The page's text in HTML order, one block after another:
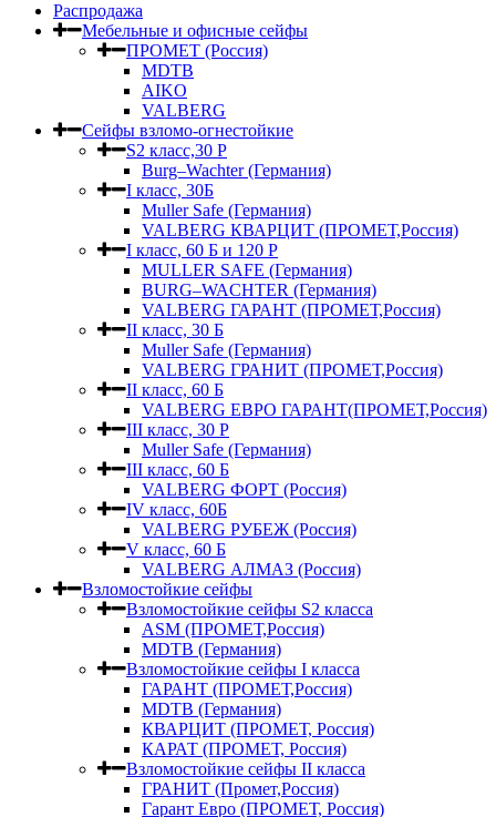
Распродажа
Мебельные и офисные сейфы
ПРОМЕТ (Россия)
MDTB
AIKO
VALBERG
Сейфы взломо-огнестойкие
S2 класс,30 Р
Burg–Wachter (Германия)
I класс, 30Б
Muller Safe (Германия)
VALBERG КВАРЦИТ (ПРОМЕТ,Россия)
I класс, 60 Б и 120 Р
MULLER SAFE (Германия)
BURG–WACHTER (Германия)
VALBERG ГАРАНТ (ПРОМЕТ,Россия)
II класс, 30 Б
Muller Safe (Германия)
VALBERG ГРАНИТ (ПРОМЕТ,Россия)
II класс, 60 Б
VALBERG ЕВРО ГАРАНТ(ПРОМЕТ,Россия)
III класс, 30 Р
Muller Safe (Германия)
III класс, 60 Б
VALBERG ФОРТ (Россия)
IV класс, 60Б
VALBERG РУБЕЖ (Россия)
V класс, 60 Б
VALBERG АЛМАЗ (Россия)
Взломостойкие сейфы
Взломостойкие сейфы S2 класса
ASM (ПРОМЕТ,Россия)
MDTB (Германия)
Взломостойкие сейфы I класса
ГАРАНТ (ПРОМЕТ,Россия)
MDTB (Германия)
КВАРЦИТ (ПРОМЕТ, Россия)
КАРАТ (ПРОМЕТ, Россия)
Взломостойкие сейфы II класса
ГРАНИТ (Промет,Россия)
Гарант Евро (ПРОМЕТ, Россия)